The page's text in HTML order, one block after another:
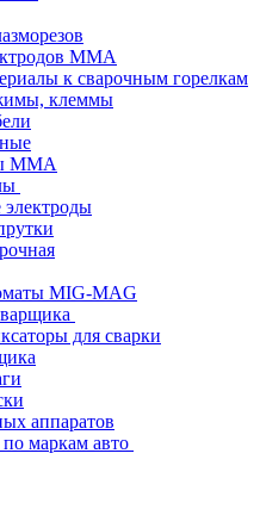
ММА
к сварочным горелкам
клеммы
MMA
MIG-MAG
для сварки
аппаратов
маркам авто